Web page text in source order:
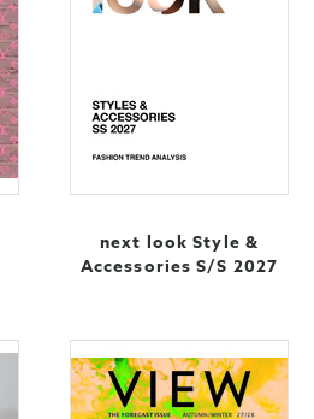
next look Style &
Accessories S/S 2027